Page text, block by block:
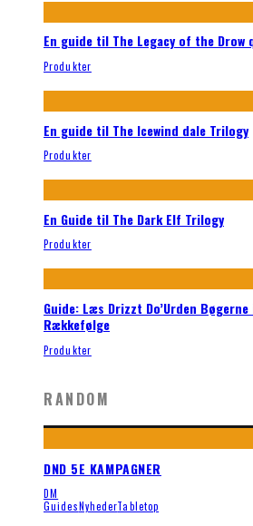
En guide til The Legacy of the Drow
Produkter
En guide til The Icewind dale Trilogy
Produkter
En Guide til The Dark Elf Trilogy
Produkter
Guide: Læs Drizzt Do’Urden
Rækkefølge
Produkter
RANDOM
DND 5E KAMPAGNER
DM
GuidesNyhederTabletop